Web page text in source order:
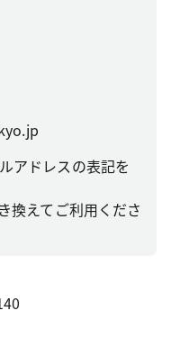
アドレスの表記を
換えてご利用くださ